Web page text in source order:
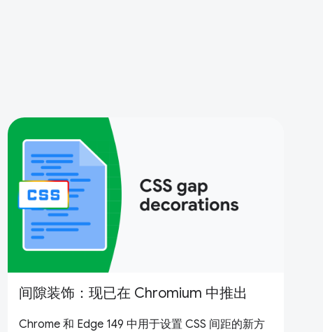
间隙装饰：现已在 Chromium 中推出
Chrome 和 Edge 149 中用于设置 CSS 间距的新方